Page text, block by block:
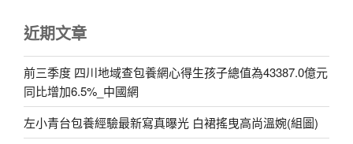
近期文章
前三季度 四川地域查包養網心得生孩子總值為43387.0億元
同比增加6.5%_中國網
左小青台包養經驗最新寫真曝光 白裙搖曳高尚溫婉(組圖)